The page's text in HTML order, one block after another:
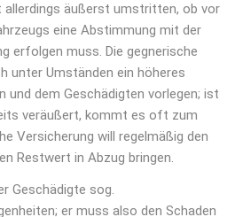
allerdings äußerst umstritten, ob vor
eine Abstimmung mit der
erfolgen muss. Die gegnerische
unter Umständen ein höheres
und dem Geschädigten vorlegen; ist
veräußert, kommt es oft zum
Versicherung will regelmäßig den
Restwert in Abzug bringen.
Geschädigte sog.
er muss also den Schaden